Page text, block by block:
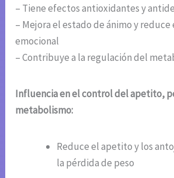
– Tiene efectos antioxidantes y
– Mejora el estado de ánimo y
emocional
– Contribuye a la regulación del
Influencia en el control del apetito,
metabolismo:
Reduce el apetito y los
la pérdida de peso